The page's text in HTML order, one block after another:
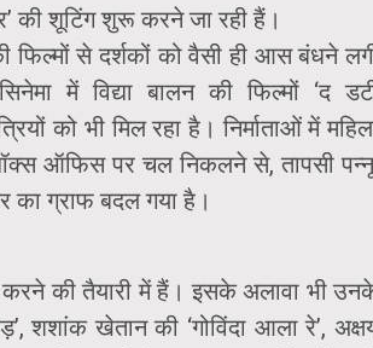
की शूटिंग शुरू करने जा रही हैं।
फिल्मों से दर्शकों को वैसी ही आस बंधने
में विद्या बालन की फिल्मों ‘द
को भी मिल रहा है। निर्माताओं में
ऑफिस पर चल निकलने से, तापसी
का ग्राफ बदल गया है।
की तैयारी में हैं। इसके अलावा भी
शशांक खेतान की ‘गोविंदा आला रे’,